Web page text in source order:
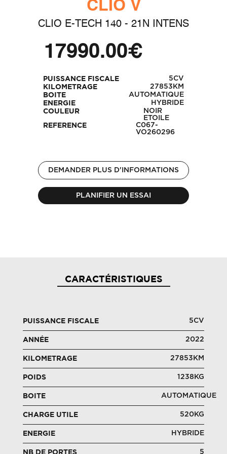
CLIO V
CLIO E-TECH 140 - 21N INTENS
17990.00€
PUISSANCE FISCALE 5CV
KILOMETRAGE 27853KM
BOITE AUTOMATIQUE
ENERGIE HYBRIDE
COULEUR
NOIR
ETOILE
REFERENCE
C067-
VO260296
DEMANDER PLUS D'INFORMATIONS
PLANIFIER UN ESSAI
CARACTÉRISTIQUES
PUISSANCE FISCALE 5CV
ANNÉE 2022
KILOMETRAGE 27853KM
POIDS 1238KG
BOITE AUTOMATIQUE
CHARGE UTILE 520KG
ENERGIE HYBRIDE
NB DE PORTES 5